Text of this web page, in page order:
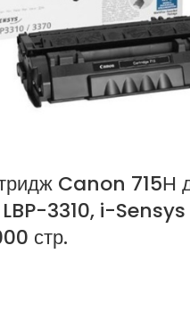
Canon 715Н
LBP-3310, i-
стр.